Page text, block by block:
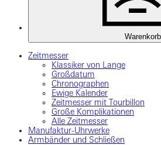
Warenkorb
Zeitmesser
Klassiker von Lange
Großdatum
Chronographen
Ewige Kalender
Zeitmesser mit Tourbillon
Große Komplikationen
Alle Zeitmesser
Manufaktur-Uhrwerke
Armbänder und Schließen